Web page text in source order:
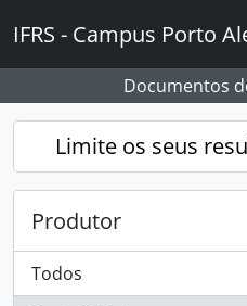
IFRS - Campus Porto
Documentos
Limite os seus
Produtor
Todos